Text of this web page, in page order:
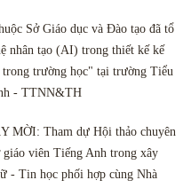
Sở Giáo dục và Đào tạo đã tổ
nhân tạo (AI) trong thiết kế kế
trong trường học" tại trường Tiểu
- TTNN&TH
MỜI: Tham dự Hội thảo chuyên
viên Tiếng Anh trong xây
- Tin học phối hợp cùng Nhà